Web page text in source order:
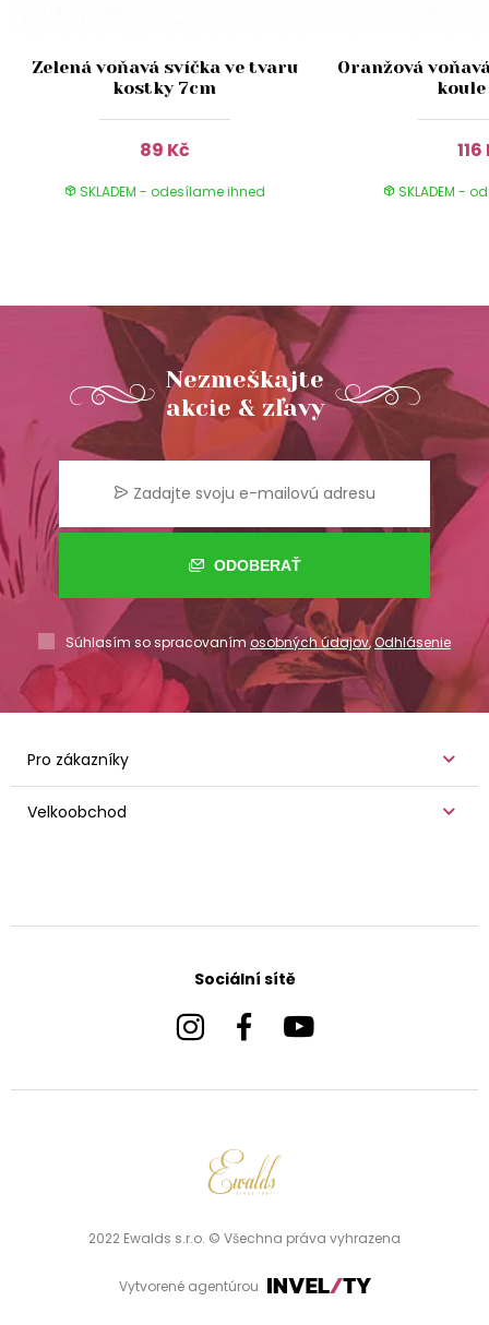
Zelená voňavá svíčka ve tvaru
kostky 7cm
89 Kč
SKLADEM - odesílame ihned
Oranžová
SKLADEM -
Nezmeškajte
akcie & zľavy
ODOBERAŤ
Súhlasím so spracovaním osobných údajov,Odhlásenie
Pro zákazníky
Velkoobchod
Sociální sítě
2022 Ewalds s.r.o. © Všechna práva vyhrazena
Vytvorené agentúrou